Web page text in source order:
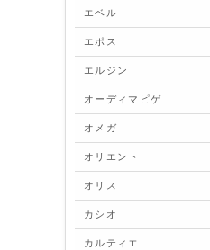
エベル
エポス
エルジン
オーディマピゲ
オメガ
オリエント
オリス
カシオ
カルティエ